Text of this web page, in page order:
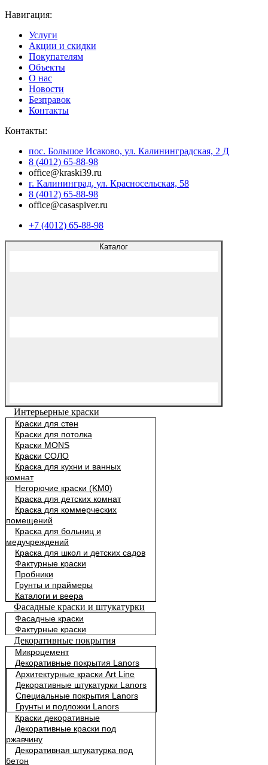
Навигация:
Услуги
Акции и скидки
Покупателям
Объекты
О нас
Новости
Безправок
Контакты
Контакты:
пос. Большое Исаково, ул. Калининградская, 2 Д
8 (4012) 65-88-98
office@kraski39.ru
г. Калининград, ул. Красносельская, 58
8 (4012) 65-88-98
office@casaspiver.ru
+7 (4012) 65-88-98
Каталог
Интерьерные краски
Краски для стен
Краски для потолка
Краски MONS
Краски СОЛО
Краска для кухни и ванных
комнат
Негорючие краски (KM0)
Краска для детских комнат
Краска для коммерческих
помещений
Краска для больниц и
медучреждений
Краска для школ и детских садов
Фактурные краски
Пробники
Грунты и праймеры
Каталоги и веера
Фасадные краски и штукатурки
Фасадные краски
Фактурные краски
Декоративные покрытия
Микроцемент
Декоративные покрытия Lanors
Архитектурные краски Art Line
Декоративные штукатурки Lanors
Специальные покрытия Lanors
Грунты и подложки Lanors
Краски декоративные
Декоративные краски под
ржавчину
Декоративная штукатурка под
бетон